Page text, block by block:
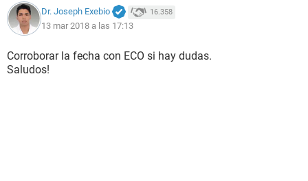
Dr. Joseph Exebio 16.358
13 mar 2018 a las 17:13
Corroborar la fecha con ECO si hay dudas.
Saludos!